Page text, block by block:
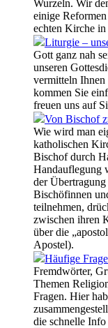
Wurzeln. Wir
einige
echten Kirche in
Liturgie –
Gott ganz nah
unseren
vermitteln Ihnen
kommen Sie
freuen uns auf
Von Bischof
Wie wird man
katholischen
Bischof durch
Handauflegung
der
Bischöfinnen
teilnehmen,
zwischen ihren
über die
Apostel).
Häufige
Fremdwörter,
Themen
Fragen. Hier
die schnelle